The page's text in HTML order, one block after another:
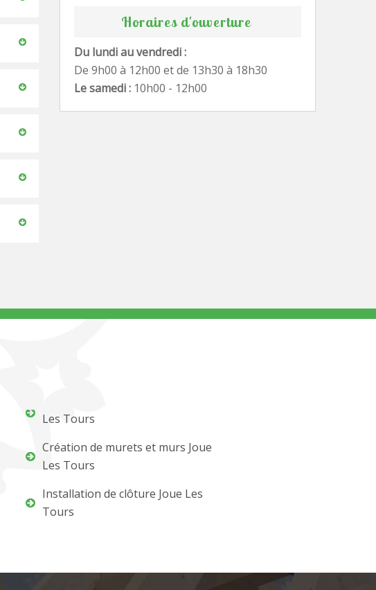
Horaires d'ouverture
Du lundi au vendredi :
De 9h00 à 12h00 et de 13h30 à 18h30
Le samedi : 10h00 - 12h00
Les Tours
Création de murets et murs Joue
Les Tours
Installation de clôture Joue Les
Tours